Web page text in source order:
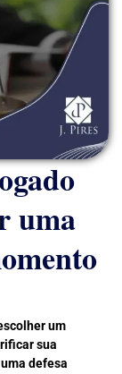
uma
um
sua
defesa